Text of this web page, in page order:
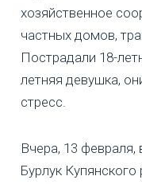
хозяйственное
частных домов,
Пострадали 18-
летняя девушка,
стресс.
Вчера, 13 февраля,
Бурлук Купянского